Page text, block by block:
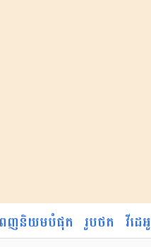
ញនិយមបំផុត រូបថត វីដេអូ